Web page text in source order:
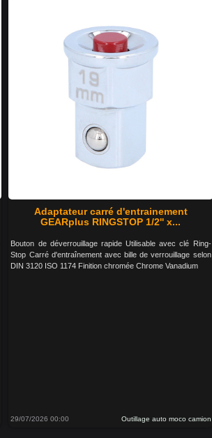
Adaptateur carré d'entrainement
GEARplus RINGSTOP 1/2'' x...
Bouton de déverrouillage rapide Utilisable avec clé Ring-
Stop Carré d'entraînement avec bille de verrouillage selon
DIN 3120 ISO 1174 Finition chromée Chrome Vanadium
29/07/2026 00:00 Outillage auto moco camion